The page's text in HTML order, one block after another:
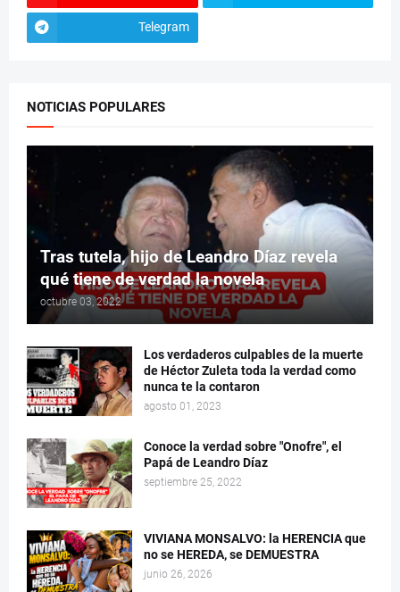
Telegram
NOTICIAS POPULARES
Tras tutela, hijo de Leandro Díaz revela
qué tiene de verdad la novela
octubre 03, 2022
Los verdaderos culpables de la muerte
de Héctor Zuleta toda la verdad como
nunca te la contaron
agosto 01, 2023
Conoce la verdad sobre "Onofre", el
Papá de Leandro Díaz
septiembre 25, 2022
VIVIANA MONSALVO: la HERENCIA que
no se HEREDA, se DEMUESTRA
junio 26, 2026